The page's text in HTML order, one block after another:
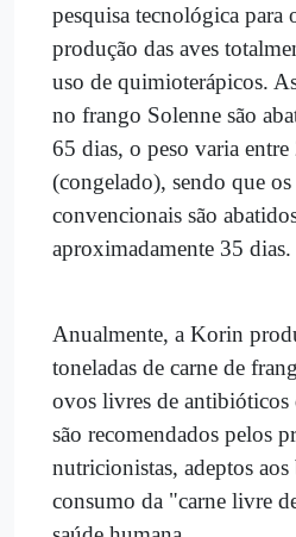
pesquisa tecnológica para
produção das aves
uso de quimioterápicos.
no frango Solenne são
65 dias, o peso varia
(congelado), sendo que
convencionais são
aproximadamente 35 dias.
Anualmente, a Korin
toneladas de carne de
ovos livres de antibióticos
são recomendados pelos
nutricionistas, adeptos
consumo da "carne livre